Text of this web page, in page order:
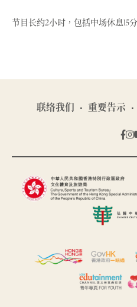
节目长约2小时，包括中场休息15
联络我们 重要告示